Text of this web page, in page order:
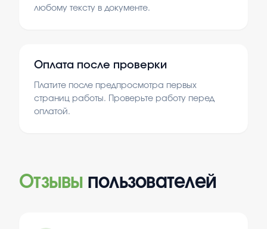
любому тексту в документе.
Оплата после проверки
Платите после предпросмотра первых
страниц работы. Проверьте работу перед
оплатой.
Отзывы пользователей